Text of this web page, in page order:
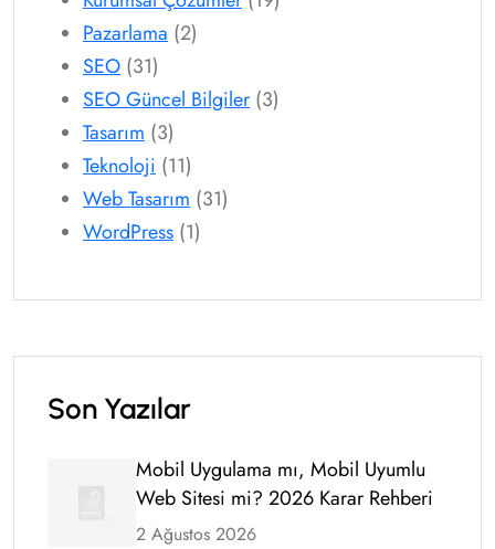
Pazarlama (2)
SEO (31)
SEO Güncel Bilgiler (3)
Tasarım (3)
Teknoloji (11)
Web Tasarım (31)
WordPress (1)
Son Yazılar
Mobil Uygulama mı, Mobil Uyumlu
Web Sitesi mi? 2026 Karar Rehberi
2 Ağustos 2026